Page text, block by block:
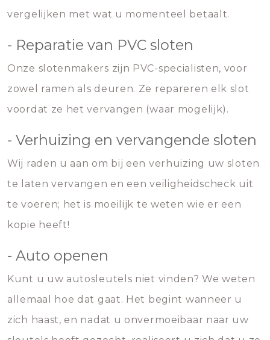
vergelijken met wat u momenteel betaalt.
- Reparatie van PVC sloten
Onze slotenmakers zijn PVC-specialisten, voor
zowel ramen als deuren. Ze repareren elk slot
voordat ze het vervangen (waar mogelijk).
- Verhuizing en vervangende sloten
Wij raden u aan om bij een verhuizing uw sloten
te laten vervangen en een veiligheidscheck uit
te voeren; het is moeilijk te weten wie er een
kopie heeft!
- Auto openen
Kunt u uw autosleutels niet vinden? We weten
allemaal hoe dat gaat. Het begint wanneer u
zich haast, en nadat u onvermoeibaar naar uw